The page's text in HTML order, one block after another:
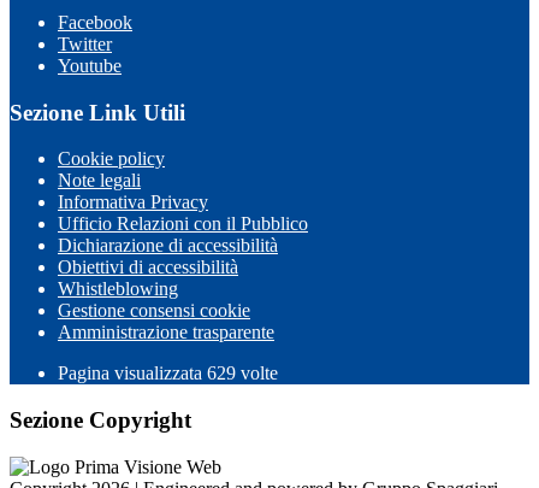
Facebook
Twitter
Youtube
Sezione Link Utili
Cookie policy
Note legali
Informativa Privacy
Ufficio Relazioni con il Pubblico
Dichiarazione di accessibilità
Obiettivi di accessibilità
Whistleblowing
Gestione consensi cookie
Amministrazione trasparente
Pagina visualizzata 629 volte
Sezione Copyright